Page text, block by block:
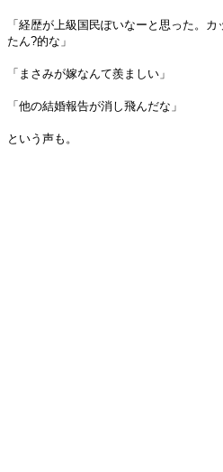
「経歴が上級国民ぽいなーと思った。
たん?的な」
「まさみが嫁なんて羨ましい」
「他の結婚報告が消し飛んだな」
という声も。